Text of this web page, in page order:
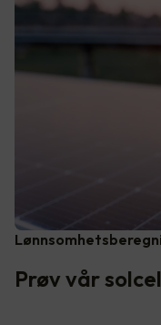
Prøv vår